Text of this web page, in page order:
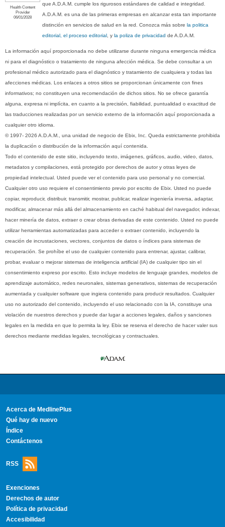
Health Content
Provider
06/01/2028
que A.D.A.M. cumple los rigurosos estándares de calidad e integridad.
A.D.A.M. es una de las primeras empresas en alcanzar esta tan importante
distinción en servicios de salud en la red. Conozca más sobrela politica
editorial, el proceso editorial , yla poliza de privacidad de A.D.A.M.
La información aquí proporcionada no debe utilizarse durante ninguna emergencia médica
ni para el diagnóstico o tratamiento de ninguna afección médica. Se debe consultar a un
profesional médico autorizado para el diagnóstico y tratamiento de cualquiera y todas las
afecciones médicas. Los enlaces a otros sitios se proporcionan únicamente con fines
informativos; no constituyen una recomendación de dichos sitios. No se ofrece garantía
alguna, expresa ni implícita, en cuanto a la precisión, fiabilidad, puntualidad o exactitud de
las traducciones realizadas por un servicio externo de la información aquí proporcionada a
cualquier otro idioma.
© 1997- 2026 A.D.A.M., una unidad de negocio de Ebix, Inc. Queda estrictamente prohibida
la duplicación o distribución de la información aquí contenida.
Todo el contenido de este sitio, incluyendo texto, imágenes, gráficos, audio, video, datos,
metadatos y compilaciones, está protegido por derechos de autor y otras leyes de
propiedad intelectual. Usted puede ver el contenido para uso personal y no comercial.
Cualquier otro uso requiere el consentimiento previo por escrito de Ebix. Usted no puede
copiar, reproducir, distribuir, transmitir, mostrar, publicar, realizar ingeniería inversa, adaptar,
modificar, almacenar más allá del almacenamiento en caché habitual del navegador, indexar,
hacer minería de datos, extraer o crear obras derivadas de este contenido. Usted no puede
utilizar herramientas automatizadas para acceder o extraer contenido, incluyendo la
creación de incrustaciones, vectores, conjuntos de datos o índices para sistemas de
recuperación. Se prohíbe el uso de cualquier contenido para entrenar, ajustar, calibrar,
probar, evaluar o mejorar sistemas de inteligencia artificial (IA) de cualquier tipo sin el
consentimiento expreso por escrito. Esto incluye modelos de lenguaje grandes, modelos de
aprendizaje automático, redes neuronales, sistemas generativos, sistemas de recuperación
aumentada y cualquier software que ingiera contenido para producir resultados. Cualquier
uso no autorizado del contenido, incluyendo el uso relacionado con la IA, constituye una
violación de nuestros derechos y puede dar lugar a acciones legales, daños y sanciones
legales en la medida en que lo permita la ley. Ebix se reserva el derecho de hacer valer sus
derechos mediante medidas legales, tecnológicas y contractuales.
Acerca de MedlinePlus
Qué hay de nuevo
Índice
Contáctenos
RSS
Exenciones
Derechos de autor
Política de privacidad
Accesibilidad